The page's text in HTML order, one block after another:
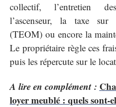
collectif, l’entretien
l’ascenseur, la taxe sur
(TEOM) ou encore la
Le propriétaire règle ces
puis les répercute sur le
A lire en complément :
loyer meublé : quels sont-